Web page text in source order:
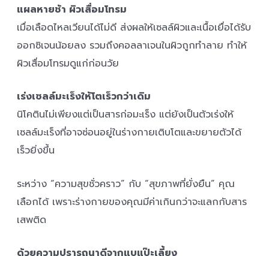
แผลหายช้า ผิวเสื่อมโทรม
เมื่อเลือดไหลเวียนได้ไม่ดี ส่งผลให้เซลล์ผิวและเนื้อเยื่อได้รับ
ออกซิเจนน้อยลง รวมถึงคอลลาเจนในผิวถูกทำลาย ทำให้
ผิวเสื่อมโทรมดูแก่ก่อนวัย
เร่งเซลล์มะเร็งให้โตเร็วกว่าเดิม
นิโคตินไม่เพียงแต่เป็นสารก่อมะเร็ง แต่ยังเป็นตัวเร่งให้
เซลล์มะเร็งที่อาจซ่อนอยู่ในร่างกายเติบโตและขยายตัวได้
เร็วยิ่งขึ้น
ระหว่าง “ความสุขชั่วคราว” กับ “สุขภาพที่ยั่งยืน” คุณ
เลือกได้ เพราะร่างกายของคุณมีค่าเกินกว่าจะแลกกับสาร
เสพติด